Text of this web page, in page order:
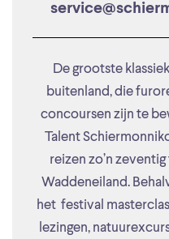
De grootste
buitenland, die
concoursen zijn te
Talent
reizen zo’n
Waddeneiland.
het festival
lezingen,